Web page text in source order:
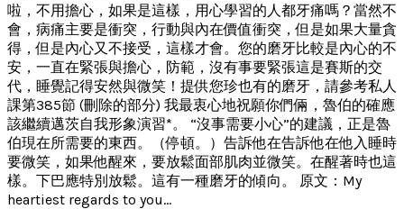
啦，不用擔心，如果是這樣，用心學習的人都牙痛嗎？當然不
會，病痛主要是衝突，行動與內在價值衝突，但是如果大量貪
得，但是內心又不接受，這樣才會。您的磨牙比較是內心的不
安，一直在緊張與擔心，防範，沒有事要緊張這是賽斯的交
代，睡覺記得安然與微笑！提供您珍也有的磨牙，請參考私人
課第385節 (刪除的部分) 我最衷心地祝願你們倆，魯伯的確應
該繼續邁茨自我形象演習*。 “沒事需要小心”的建議，正是魯
伯現在所需要的東西。（停頓。）告訴他在告訴他在他入睡時
要微笑，如果他醒來，要放鬆面部肌肉並微笑。在醒著時也這
樣。下巴應特別放鬆。這有一種磨牙的傾向。 原文：My
heartiest regards to you...